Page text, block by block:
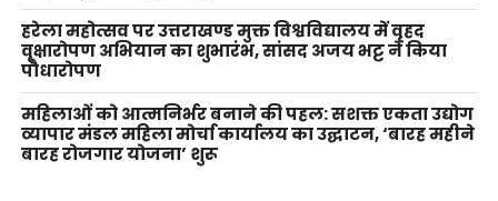
हरेला महोत्सव पर उत्तराखण्ड मुक्त विश्वविद्यालय में वृहद
वृक्षारोपण अभियान का शुभारंभ, सांसद अजय भट्ट ने किया
पौधारोपण
महिलाओं को आत्मनिर्भर बनाने की पहल: सशक्त एकता उद्योग
व्यापार मंडल महिला मोर्चा कार्यालय का उद्घाटन, ‘बारह महीने
बारह रोजगार योजना’ शुरू